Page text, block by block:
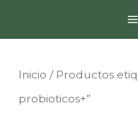
al
Inicio / Productos
probioticos+”